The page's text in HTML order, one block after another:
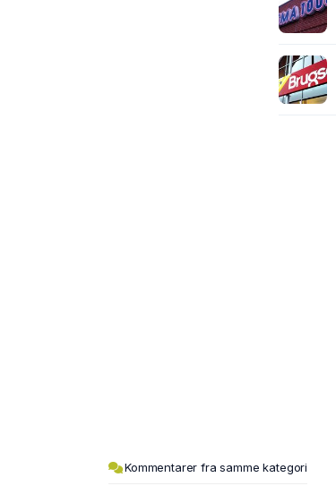
Kommentarer fra samme kategori